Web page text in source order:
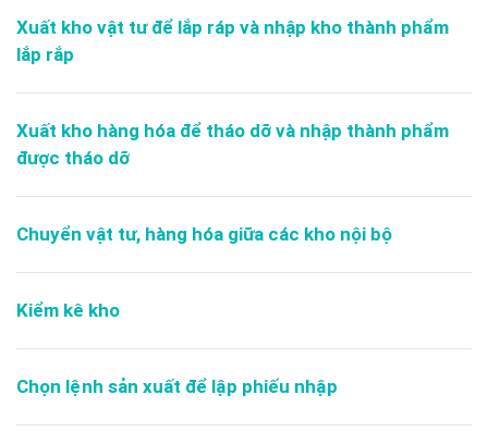
Xuất kho vật tư để lắp ráp và nhập kho thành phẩm
lắp rắp
Xuất kho hàng hóa để tháo dỡ và nhập thành phẩm
được tháo dỡ
Chuyển vật tư, hàng hóa giữa các kho nội bộ
Kiểm kê kho
Chọn lệnh sản xuất để lập phiếu nhập